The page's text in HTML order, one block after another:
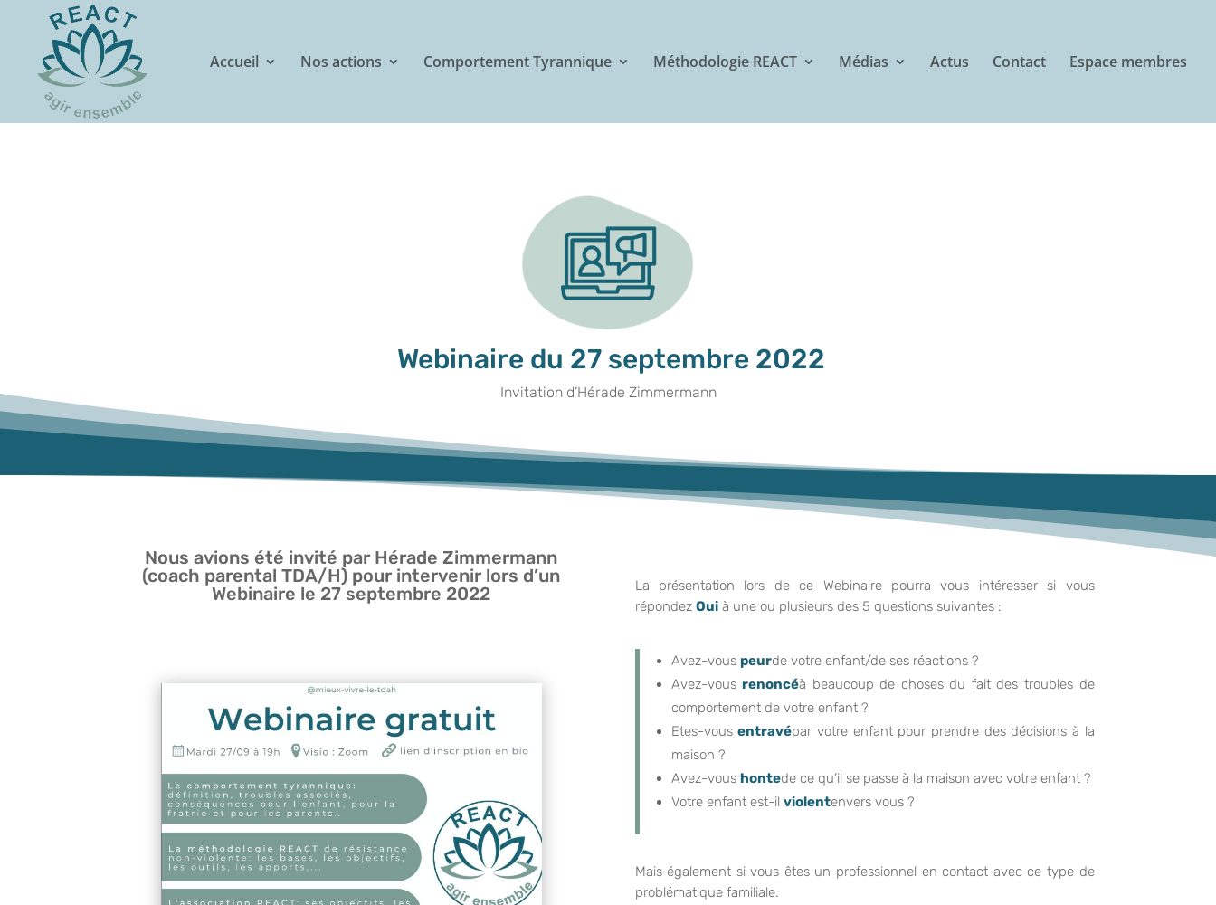
Accueil Nos actions Comportement Tyrannique Méthodologie REACT Médias Actus Contact Espace membres
Webinaire du 27 septembre 2022
Invitation d’Hérade Zimmermann
Nous avions été invité par Hérade Zimmermann
(coach parental TDA/H) pour intervenir lors d’un
Webinaire le 27 septembre 2022
La présentation lors de ce Webinaire pourra vous intéresser si vous
répondez Oui à une ou plusieurs des 5 questions suivantes :
Avez-vous peurde votre enfant/de ses réactions ?
Avez-vousrenoncéà beaucoup de choses du fait des troubles de
comportement de votre enfant ?
Etes-vousentravépar votre enfant pour prendre des décisions à la
maison ?
Avez-vous hontede ce qu’il se passe à la maison avec votre enfant ?
Votre enfant est-il violentenvers vous ?
Mais également si vous êtes un professionnel en contact avec ce type de
problématique familiale.